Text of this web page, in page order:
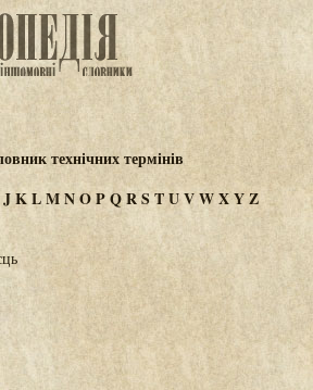
технічних термінів
JKLMNOPQRSTUVWXYZ